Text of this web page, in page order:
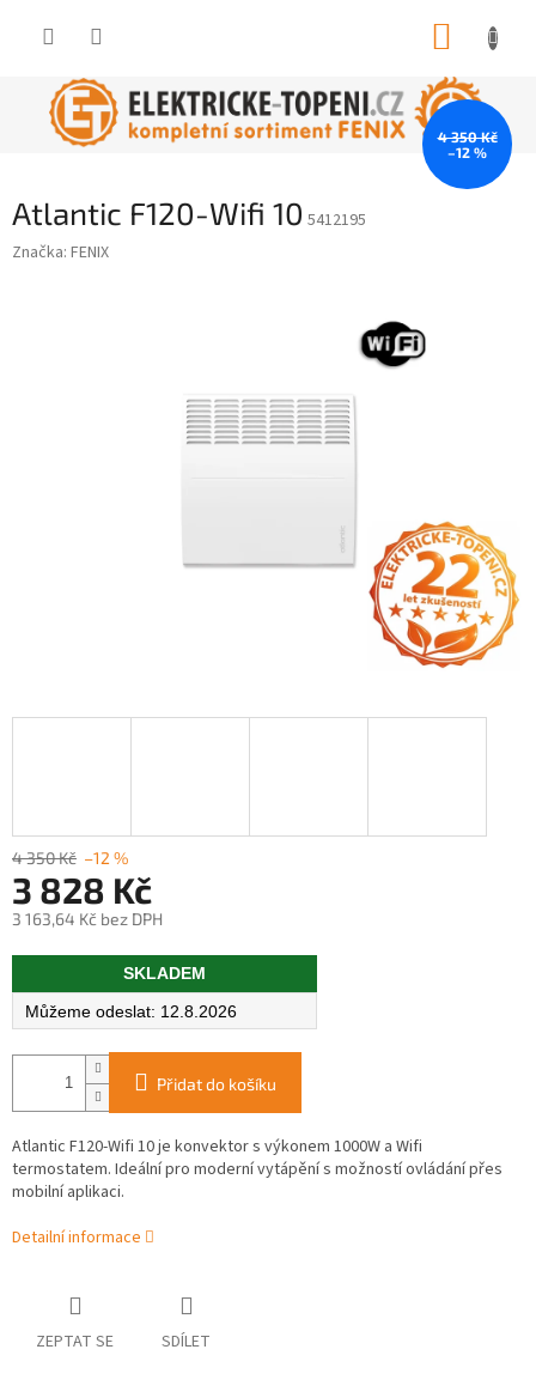
Atlantic F120-Wifi 10 5412195
Značka: FENIX
4 350 Kč
–12 %
4 350 Kč –12 %
3 828 Kč
3 163,64 Kč bez DPH
Měrná
SKLADEM
12.8.2026
Přidat do košíku
Atlantic F120-Wifi 10 je konvektor s výkonem 1000W a Wifi
termostatem. Ideální pro moderní vytápění s možností ovládání přes
mobilní aplikaci.
Detailní informace
ZEPTAT SE SDÍLET